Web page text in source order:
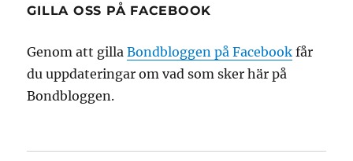
GILLA OSS PÅ FACEBOOK
Genom att gillaBondbloggen på Facebook får
du uppdateringar om vad som sker här på
Bondbloggen.